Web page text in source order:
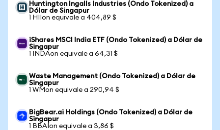
Huntington Ingalls Industries (Ondo Tokenized) a
Dólar de Singapur
1 HIIon equivale a 404,89 $
iShares MSCI India ETF (Ondo Tokenized) a Dólar de
Singapur
1 INDAon equivale a 64,31 $
Waste Management (Ondo Tokenized) a Dólar de
Singapur
1 WMon equivale a 290,94 $
BigBear.ai Holdings (Ondo Tokenized) a Dólar de
Singapur
1 BBAIon equivale a 3,86 $